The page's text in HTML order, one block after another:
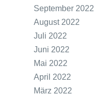
September 2022
August 2022
Juli 2022
Juni 2022
Mai 2022
April 2022
März 2022